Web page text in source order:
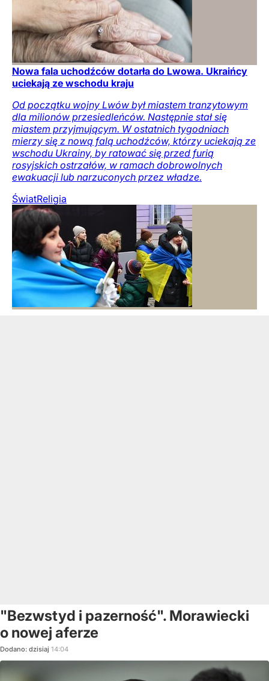
Nowa fala uchodźców dotarła do Lwowa. Ukraińcy
uciekają ze wschodu kraju
Od początku wojny Lwów był miastem tranzytowym
dla milionów przesiedleńców. Następnie stał się
miastem przyjmującym. W ostatnich tygodniach
mierzy się z nową falą uchodźców, którzy uciekają ze
wschodu Ukrainy, by ratować się przed furią
rosyjskich ostrzałów, w ramach dobrowolnych
ewakuacji lub narzuconych przez władze.
ŚwiatReligia
"Bezwstyd i pazerność". Morawiecki
o nowej aferze
Dodano: dzisiaj 14:04